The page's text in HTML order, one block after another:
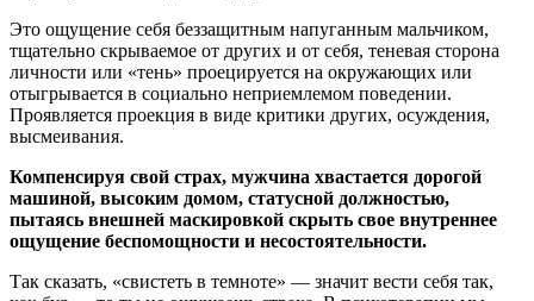
Это ощущение себя беззащитным напуганным мальчиком,
тщательно скрываемое от других и от себя, теневая сторона
личности или «тень» проецируется на окружающих или
отыгрывается в социально неприемлемом поведении.
Проявляется проекция в виде критики других, осуждения,
высмеивания.
Компенсируя свой страх, мужчина хвастается дорогой
машиной, высоким домом, статусной должностью,
пытаясь внешней маскировкой скрыть свое внутреннее
ощущение беспомощности и несостоятельности.
Так сказать, «свистеть в темноте» — значит вести себя так,